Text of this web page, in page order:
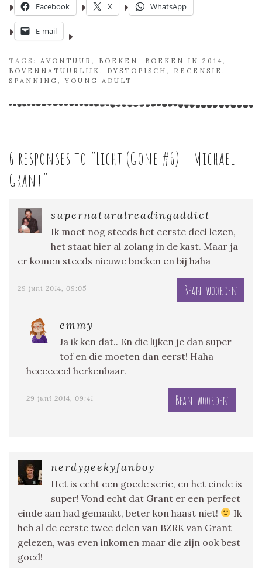
Facebook X WhatsApp
E-mail
TAGS: AVONTUUR BOEKEN BOEKEN IN 2014
BOVENNATUURLIJK
DYSTOPISCH RECENSIE
SPANNING
,YOUNG ADULT
6 responses to “Licht (Gone #6) – Michael
Grant”
supernaturalreadingaddict
Ik moet nog steeds het eerste deel lezen,
het staat hier al zolang in de kast. Maar ja
er komen steeds nieuwe boeken en bij haha
29 juni 2014, 09:05 Beantwoorden
emmy
Ja ik ken dat.. En die lijken je dan super
tof en die moeten dan eerst! Haha
heeeeeeel herkenbaar.
29 juni 2014, 09:41 Beantwoorden
nerdygeekyfanboy
Het is echt een goede serie, en het einde is
super! Vond echt dat Grant er een perfect
einde aan had gemaakt, beter kon haast niet!
Ik
heb al de eerste twee delen van BZRK van Grant
gelezen, was even inkomen maar die zijn ook best
goed!